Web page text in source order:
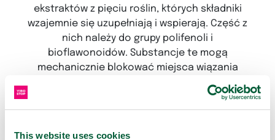
This website uses cookies
ekstraktów z pięciu roślin, których składniki
wzajemnie się uzupełniają i wspierają. Część z
nich należy do grupy polifenoli i
bioflawonoidów. Substancje te mogą
mechanicznie blokować miejsca wiązania
wirusów, uniemożliwiając im wywołanie infekcji
górnych dróg oddechowych. Substancje
przeciwutleniające miejscowo zmniejszają